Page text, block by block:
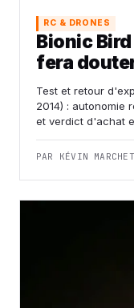
RC & DRONES
Bionic
fera
Test et retour
2014) : autonomie
et verdict d'achat
PAR KÉVIN